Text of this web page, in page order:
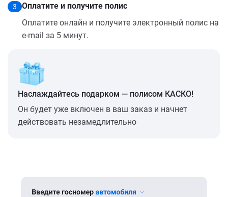
3
Оплатите и получите полис
Оплатите онлайн и получите электронный полис на
e-mail за 5 минут.
Наслаждайтесь подарком — полисом КАСКО!
Он будет уже включен в ваш заказ и начнет
действовать незамедлительно